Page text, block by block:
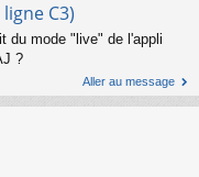
C3)
du mode "live" de l'appli
?
Aller au message